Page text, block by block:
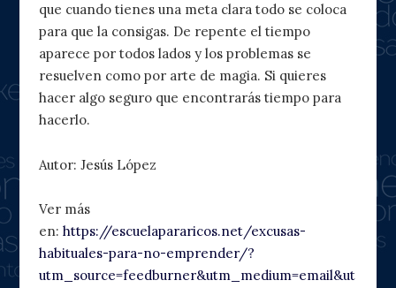
que cuando tienes una meta clara todo se coloca
para que la consigas. De repente el tiempo
aparece por todos lados y los problemas se
resuelven como por arte de magia. Si quieres
hacer algo seguro que encontrarás tiempo para
hacerlo.
Autor: Jesús López
Ver más
en: https://escuelapararicos.net/excusas-
habituales-para-no-emprender/?
utm_source=feedburner&utm_medium=email&ut